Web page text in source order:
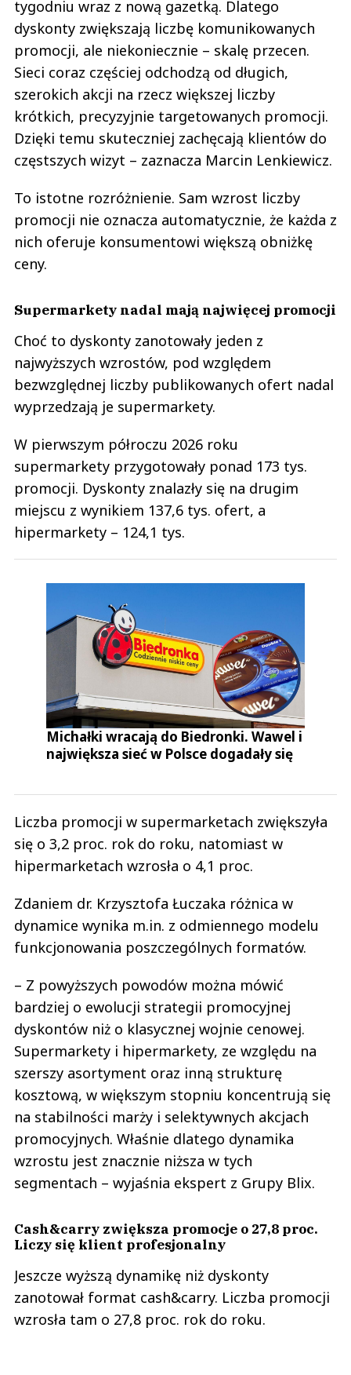
tygodniu wraz z nową gazetką. Dlatego
dyskonty zwiększają liczbę komunikowanych
promocji, ale niekoniecznie – skalę przecen.
Sieci coraz częściej odchodzą od długich,
szerokich akcji na rzecz większej liczby
krótkich, precyzyjnie targetowanych promocji.
Dzięki temu skuteczniej zachęcają klientów do
częstszych wizyt – zaznacza Marcin Lenkiewicz.
To istotne rozróżnienie. Sam wzrost liczby
promocji nie oznacza automatycznie, że każda z
nich oferuje konsumentowi większą obniżkę
ceny.
Supermarkety nadal mają najwięcej promocji
Choć to dyskonty zanotowały jeden z
najwyższych wzrostów, pod względem
bezwzględnej liczby publikowanych ofert nadal
wyprzedzają je supermarkety.
W pierwszym półroczu 2026 roku
supermarkety przygotowały ponad 173 tys.
promocji. Dyskonty znalazły się na drugim
miejscu z wynikiem 137,6 tys. ofert, a
hipermarkety – 124,1 tys.
Michałki wracają do Biedronki. Wawel i
największa sieć w Polsce dogadały się
Liczba promocji w supermarketach zwiększyła
się o 3,2 proc. rok do roku, natomiast w
hipermarketach wzrosła o 4,1 proc.
Zdaniem dr. Krzysztofa Łuczaka różnica w
dynamice wynika m.in. z odmiennego modelu
funkcjonowania poszczególnych formatów.
– Z powyższych powodów można mówić
bardziej o ewolucji strategii promocyjnej
dyskontów niż o klasycznej wojnie cenowej.
Supermarkety i hipermarkety, ze względu na
szerszy asortyment oraz inną strukturę
kosztową, w większym stopniu koncentrują się
na stabilności marży i selektywnych akcjach
promocyjnych. Właśnie dlatego dynamika
wzrostu jest znacznie niższa w tych
segmentach – wyjaśnia ekspert z Grupy Blix.
Cash&carry zwiększa promocje o 27,8 proc.
Liczy się klient profesjonalny
Jeszcze wyższą dynamikę niż dyskonty
zanotował format cash&carry. Liczba promocji
wzrosła tam o 27,8 proc. rok do roku.